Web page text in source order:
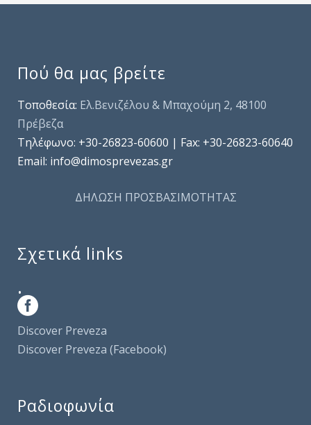
Πού θα μας βρείτε
Τοποθεσία: Ελ.Βενιζέλου & Μπαχούμη 2, 48100
Πρέβεζα
Τηλέφωνo: +30-26823-60600 | Fax: +30-26823-60640
Email: info@dimosprevezas.gr
ΔΗΛΩΣΗ ΠΡΟΣΒΑΣΙΜΟΤΗΤΑΣ
Σχετικά links
.
Discover Preveza
Discover Preveza (Facebook)
Ραδιοφωνία